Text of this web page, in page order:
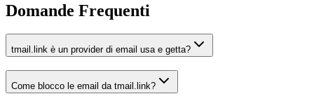
Domande Frequenti
tmail.link è un provider di email usa e getta?
Come blocco le email da tmail.link?